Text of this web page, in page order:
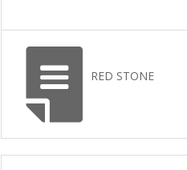
RED STONE